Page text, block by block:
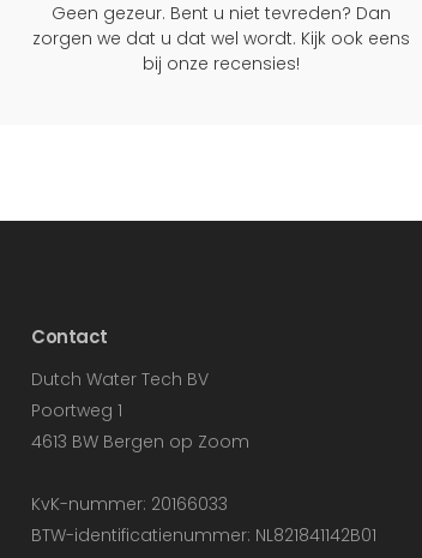
Geen gezeur. Bent u niet tevreden? Dan
zorgen we dat u dat wel wordt. Kijk ook eens
bij onze recensies!
Contact
Dutch Water Tech BV
Poortweg 1
4613 BW Bergen op Zoom
KvK-nummer: 20166033
BTW-identificatienummer: NL821841142B01